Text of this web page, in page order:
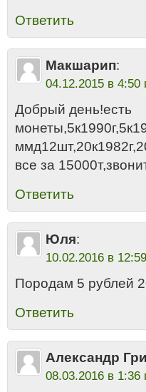
Ответить
Макшарип:
04.12.2015 в 4:50
Добрый день!есть
все за
Ответить
Юля:
10.02.2016 в
Породам 5 рублей
Ответить
Александр
08.03.2016 в 1:36